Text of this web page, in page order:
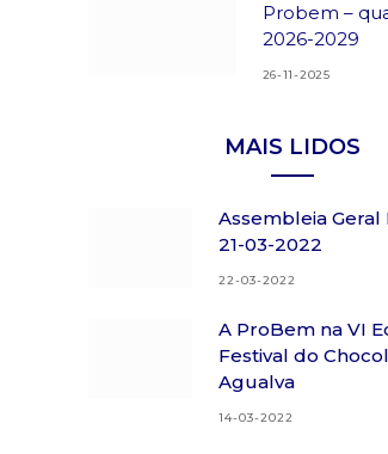
Probem –
2026-2029
26-11-2025
MAIS LIDOS
Assembleia Geral
21-03-2022
22-03-2022
A ProBem na VI
Festival do
Agualva
14-03-2022